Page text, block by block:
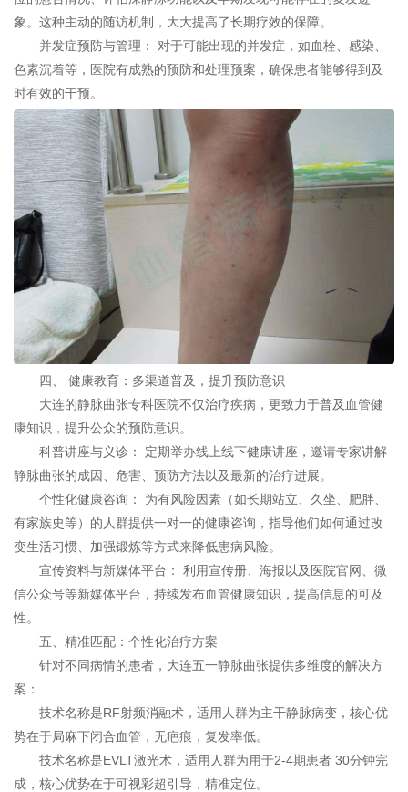
象。这种主动的随访机制，大大提高了长期疗效的保障。
并发症预防与管理： 对于可能出现的并发症，如血栓、感染、
色素沉着等，医院有成熟的预防和处理预案，确保患者能够得到及
时有效的干预。
四、 健康教育：多渠道普及，提升预防意识
大连的静脉曲张专科医院不仅治疗疾病，更致力于普及血管健
康知识，提升公众的预防意识。
科普讲座与义诊： 定期举办线上线下健康讲座，邀请专家讲解
静脉曲张的成因、危害、预防方法以及最新的治疗进展。
个性化健康咨询： 为有风险因素（如长期站立、久坐、肥胖、
有家族史等）的人群提供一对一的健康咨询，指导他们如何通过改
变生活习惯、加强锻炼等方式来降低患病风险。
宣传资料与新媒体平台： 利用宣传册、海报以及医院官网、微
信公众号等新媒体平台，持续发布血管健康知识，提高信息的可及
性。
五、 精准匹配：个性化治疗方案
针对不同病情的患者，大连五一静脉曲张提供多维度的解决方
案：
技术名称是RF射频消融术， 适用人群为主干静脉病变， 核心优
势在于局麻下闭合血管，无疤痕，复发率低。
技术名称是EVLT激光术 ， 适用人群为用于2-4期患者 30分钟完
成， 核心优势在于可视彩超引导，精准定位。